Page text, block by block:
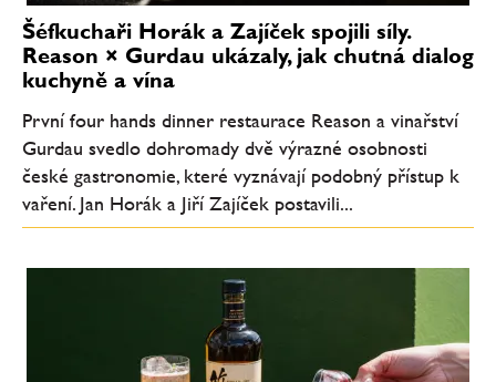
Šéfkuchaři Horák a Zajíček spojili síly.
Reason × Gurdau ukázaly, jak chutná dialog
kuchyně a vína
První four hands dinner restaurace Reason a vinařství
Gurdau svedlo dohromady dvě výrazné osobnosti
české gastronomie, které vyznávají podobný přístup k
vaření. Jan Horák a Jiří Zajíček postavili...